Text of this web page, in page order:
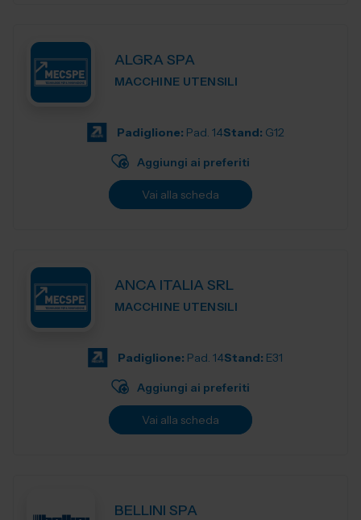
ALGRA SPA
MACCHINE UTENSILI
Padiglione: Pad. 14Stand: G12
Aggiungi ai preferiti
Vai alla scheda
ANCA ITALIA SRL
MACCHINE UTENSILI
Padiglione: Pad. 14Stand: E31
Aggiungi ai preferiti
Vai alla scheda
BELLINI SPA